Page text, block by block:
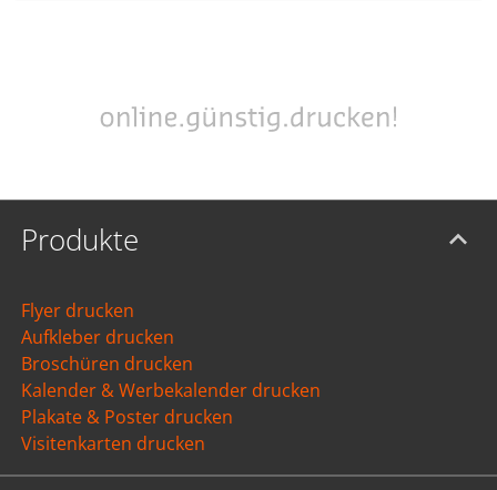
Produkte
Flyer drucken
Aufkleber drucken
Broschüren drucken
Kalender & Werbekalender drucken
Plakate & Poster drucken
Visitenkarten drucken